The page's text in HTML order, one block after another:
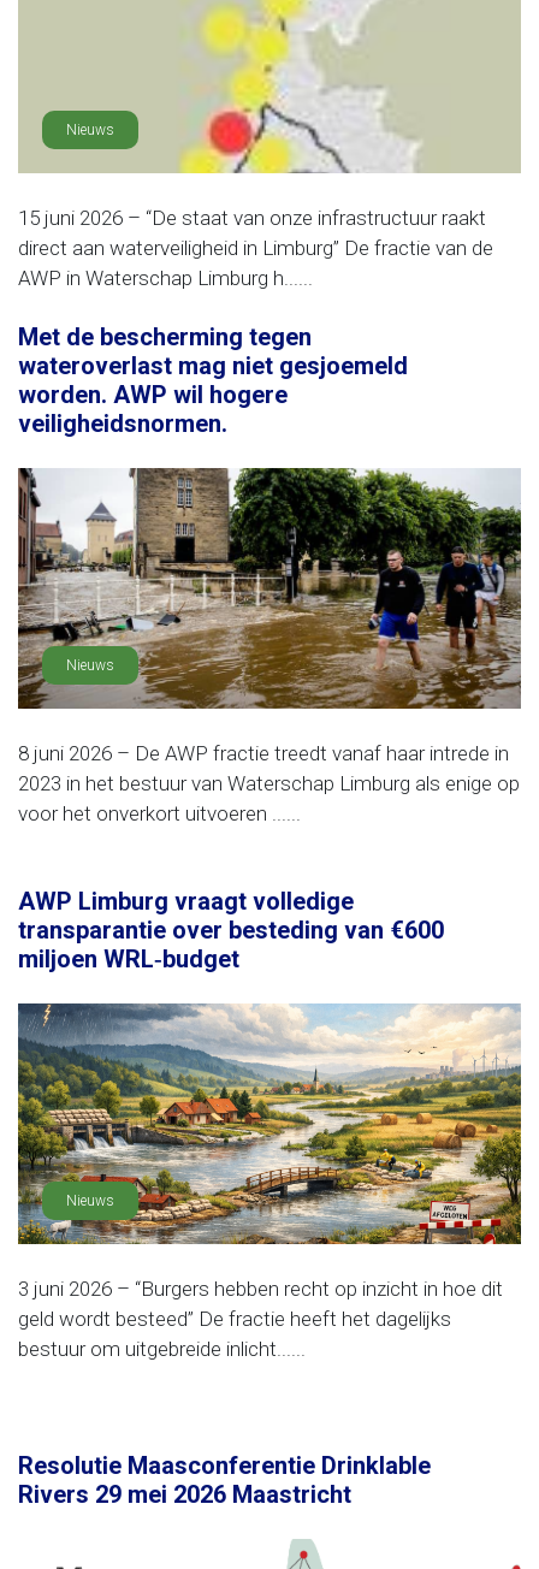
Nieuws
15 juni 2026 – “De staat van onze infrastructuur raakt
direct aan waterveiligheid in Limburg” De fractie van de
AWP in Waterschap Limburg h......
Met de bescherming tegen
wateroverlast mag niet gesjoemeld
worden. AWP wil hogere
veiligheidsnormen.
Nieuws
8 juni 2026 – De AWP fractie treedt vanaf haar intrede in
2023 in het bestuur van Waterschap Limburg als enige op
voor het onverkort uitvoeren ......
AWP Limburg vraagt volledige
transparantie over besteding van €600
miljoen WRL‑budget
Nieuws
3 juni 2026 – “Burgers hebben recht op inzicht in hoe dit
geld wordt besteed” De fractie heeft het dagelijks
bestuur om uitgebreide inlicht......
Resolutie Maasconferentie Drinklable
Rivers 29 mei 2026 Maastricht